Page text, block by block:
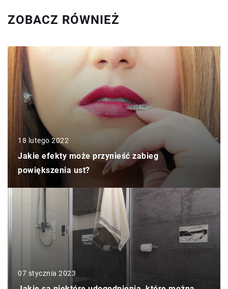
ZOBACZ RÓWNIEŻ
18 lutego 2022
Jakie efekty może przynieść zabieg
powiększenia ust?
07 stycznia 2023